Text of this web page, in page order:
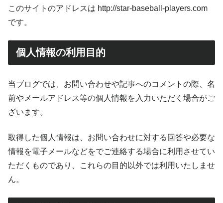
このサイトのアドレスは http://star-baseball-players.com
です。
個人情報の利用目的
当ブログでは、お問い合わせや記事へのコメントの際、名
前やメールアドレス等の個人情報を入力いただく場合がご
ざいます。
取得した個人情報は、お問い合わせに対する回答や必要な
情報を電子メールなどをでご連絡する場合に利用させてい
ただくものであり、これらの目的以外では利用いたしませ
ん。